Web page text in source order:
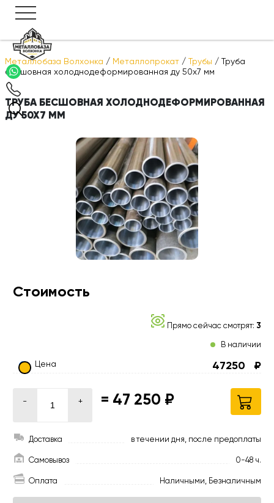
Металлобаза Волхонка / Металлопрокат / Трубы /
Труба
бесшовная холоднодеформированная ду 50х7 мм
ТРУБА БЕСШОВНАЯ ХОЛОДНОДЕФОРМИРОВАННАЯ
ДУ 50Х7 ММ
Стоимость
Прямо сейчас смотрят: 3
В наличии
Цена 47250 ₽
- + = 47 250 ₽
Доставка в течении дня, после предоплаты
Самовывоз 0-48 ч.
Оплата Наличными, Безналичным